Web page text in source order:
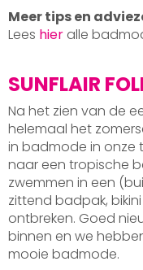
Meer tips en
Lees hier alle
SUNFLAIR
Na het zien van de
helemaal het
in badmode in onze
naar een tropische
zwemmen in een
zittend badpak,
ontbreken. Goed
binnen en we
mooie badmode.